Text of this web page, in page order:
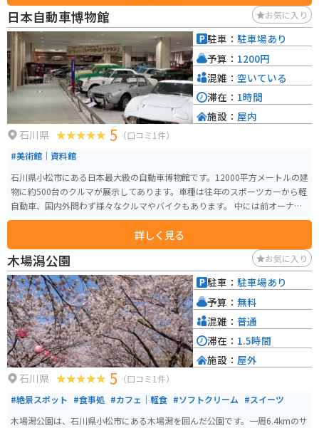
日本自動車博物館 お気に入り
石川県 5 （口コミ1件）
#美術館｜資料館
石川県小松市にある日本最大級の自動車博物館です。12000平方メートルの建
物に約500台のクルマが展示してあります。車種は往年のスポーツカーから軽
自動車、国内外問わず様々なクルマやバイクもあります。 中には前オーナー
の趣味嗜好で交換した社外品を付けたままの状態のクルマもあり、創設者の
意向で純正品に拘らず、わざとそのままにして当時のクルマ文化も感じ取っ
てほしいとのことです。ちょっとした休憩できるベンチも所々に設置されて
いたり、カフェスペースもあるので長く滞在できます。
詳しく見る
駐車： 駐車場あり
予算： 1200円
混雑： 空いている
滞在： 1時間
施設： 屋内
木場潟公園 お気に入り
石川県 5 （口コミ1件）
#絶景スポット #食事処 #カフェ｜軽食 #ソフトクリーム #スイーツ
木場潟公園は、石川県小松市にある木場潟を囲んだ公園です。一周6.4kmのサ
駐車： 駐車場あり
予算： 無料
混雑： 普通
滞在： 1.5時間
施設： 屋外